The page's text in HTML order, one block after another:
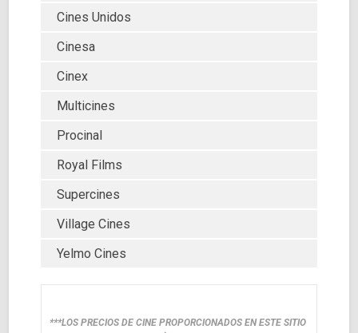
Cines Unidos
Cinesa
Cinex
Multicines
Procinal
Royal Films
Supercines
Village Cines
Yelmo Cines
***LOS PRECIOS DE CINE PROPORCIONADOS EN ESTE SITIO